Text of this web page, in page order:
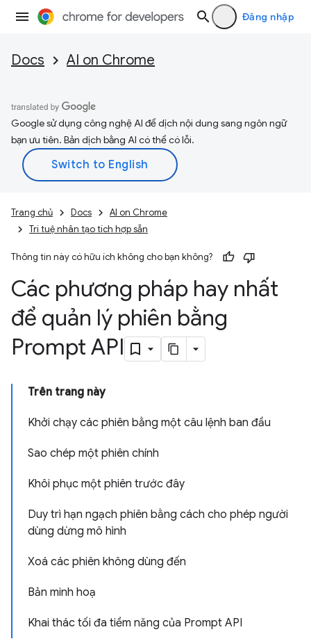
Đăng nhập
Docs AI on Chrome
Google sử dụng công nghệ AI để dịch nội dung sang ngôn ngữ
bạn ưu tiên. Bản dịch bằng AI có thể có lỗi.
Trang chủ Docs
AI on Chrome
Trí tuệ nhân tạo tích hợp sẵn
Thông tin này có hữu ích không cho bạn không?
Các phương pháp hay nhất
để quản lý phiên bằng
Prompt API
Trên trang này
Khởi chạy các phiên bằng một câu lệnh ban đầu
Sao chép một phiên chính
Khôi phục một phiên trước đây
Duy trì hạn ngạch phiên bằng cách cho phép người
dùng dừng mô hình
Xoá các phiên không dùng đến
Bản minh hoạ
Khai thác tối đa tiềm năng của Prompt API